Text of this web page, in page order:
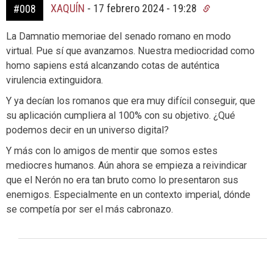
#008 XAQUÍN - 17 febrero 2024 - 19:28
La Damnatio memoriae del senado romano en modo
virtual. Pue sí que avanzamos. Nuestra mediocridad como
homo sapiens está alcanzando cotas de auténtica
virulencia extinguidora.
Y ya decían los romanos que era muy difícil conseguir, que
su aplicación cumpliera al 100% con su objetivo. ¿Qué
podemos decir en un universo digital?
Y más con lo amigos de mentir que somos estes
mediocres humanos. Aún ahora se empieza a reivindicar
que el Nerón no era tan bruto como lo presentaron sus
enemigos. Especialmente en un contexto imperial, dónde
se competía por ser el más cabronazo.